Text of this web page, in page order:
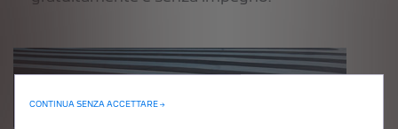
CONTINUA SENZA ACCETTARE →